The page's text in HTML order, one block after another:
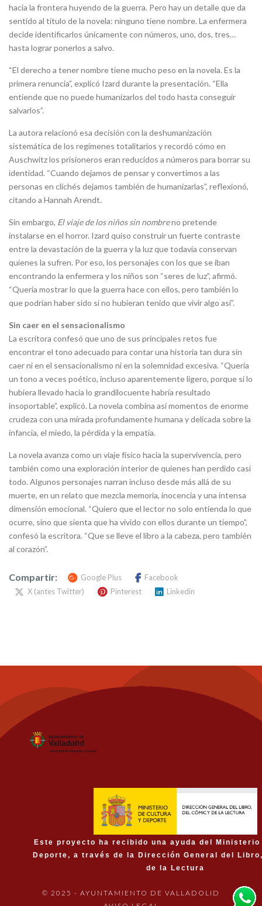
hacia la frontera huyendo de la guerra. Pero hay un detalle que da
sentido al título de la novela: ninguno tiene nombre. La enfermera
decide identificarlos únicamente con números, uno, dos, tres…
hasta lograr ponerlos a salvo.
“El derecho a tener nombre tiene mucho peso en la novela. Es la
primera renuncia”, explicó Izard durante la presentación. “Ella
entiende que no puede humanizarlos del todo hasta conseguir
salvarlos”.
La autora relacionó esa decisión con la deshumanización
sistemática de los regímenes totalitarios y recordó cómo en
Auschwitz los prisioneros eran reducidos a números para borrar su
identidad. “Cuando dejamos de pensar y convertimos a las
personas en clichés dejamos también de humanizarlas”, reflexionó,
citando a Hannah Arendt.
Sin embargo, El viaje de los niños sin nombreno pretende
instalarse en el horror. Izard quiso construir un fuerte contraste
entre la devastación de la guerra y la luz que todavía conservan
quienes la sufren. Por eso, los personajes con los que se iban
encontrando la enfermera y los niños son “seres de luz”, afirmó.
“Quería mostrar lo que la guerra hace con ellos, pero también lo
que podrían haber sido si no hubieran tenido que vivir algo así”.
Sin caer en el sensacionalismo
La escritora confesó que uno de sus principales retos fue
encontrar el tono adecuado para contar una historia tan dura sin
caer ni en el sensacionalismo ni en la solemnidad excesiva. “Quería
un tono a veces poético, incluso aparentemente ligero, porque si lo
hubiera llevado hacia lo grandilocuente habría resultado
insoportable”, explicó. La novela combina así momentos de enorme
crudeza con una mirada profundamente humana y delicada sobre la
infancia, el miedo, la pérdida y la empatía.
La novela avanza como un viaje físico hacia la supervivencia, pero
también como una exploración interior de quienes han perdido casi
todo. Algunos personajes narran incluso desde más allá de su
muerte, en un relato que mezcla memoria, inocencia y una intensa
dimensión emocional. “Quiero que el lector no solo entienda lo que
ocurre, sino que sienta que ha vivido con ellos durante un tiempo”,
confesó la escritora. “Que se lleve el libro a la cabeza, pero también
al corazón”.
Compartir: Google Plus
Facebook
X (antes Twitter)
Pinterest Linkedin
Este proyecto ha recibido una ayuda del
Deporte, a través de la Dirección General del
de la Lectura
© 2025 - AYUNTAMIENTO DE VALLADOLID